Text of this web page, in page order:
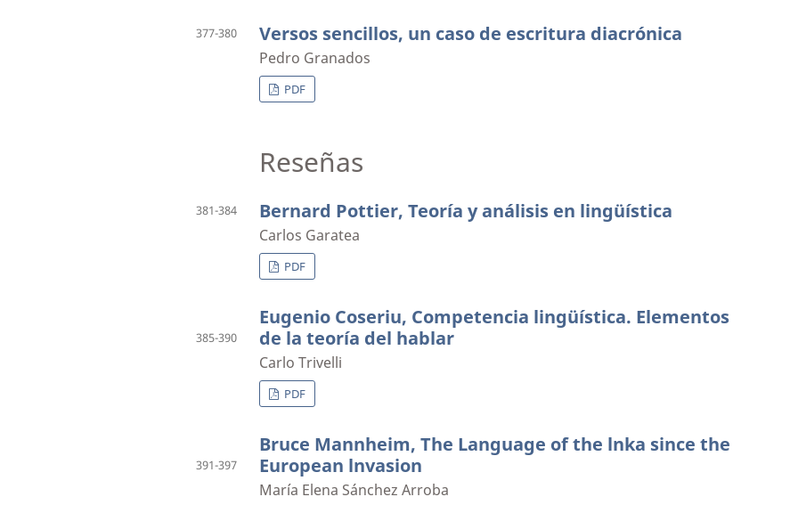
Versos sencillos, un caso de escritura diacrónica
Pedro Granados
377-380
PDF
Reseñas
Bernard Pottier, Teoría y análisis en lingüística
Carlos Garatea
381-384
PDF
Eugenio Coseriu, Competencia lingüística. Elementos
de la teoría del hablar
Carlo Trivelli
385-390
PDF
Bruce Mannheim, The Language of the lnka since the
European lnvasion
María Elena Sánchez Arroba
391-397